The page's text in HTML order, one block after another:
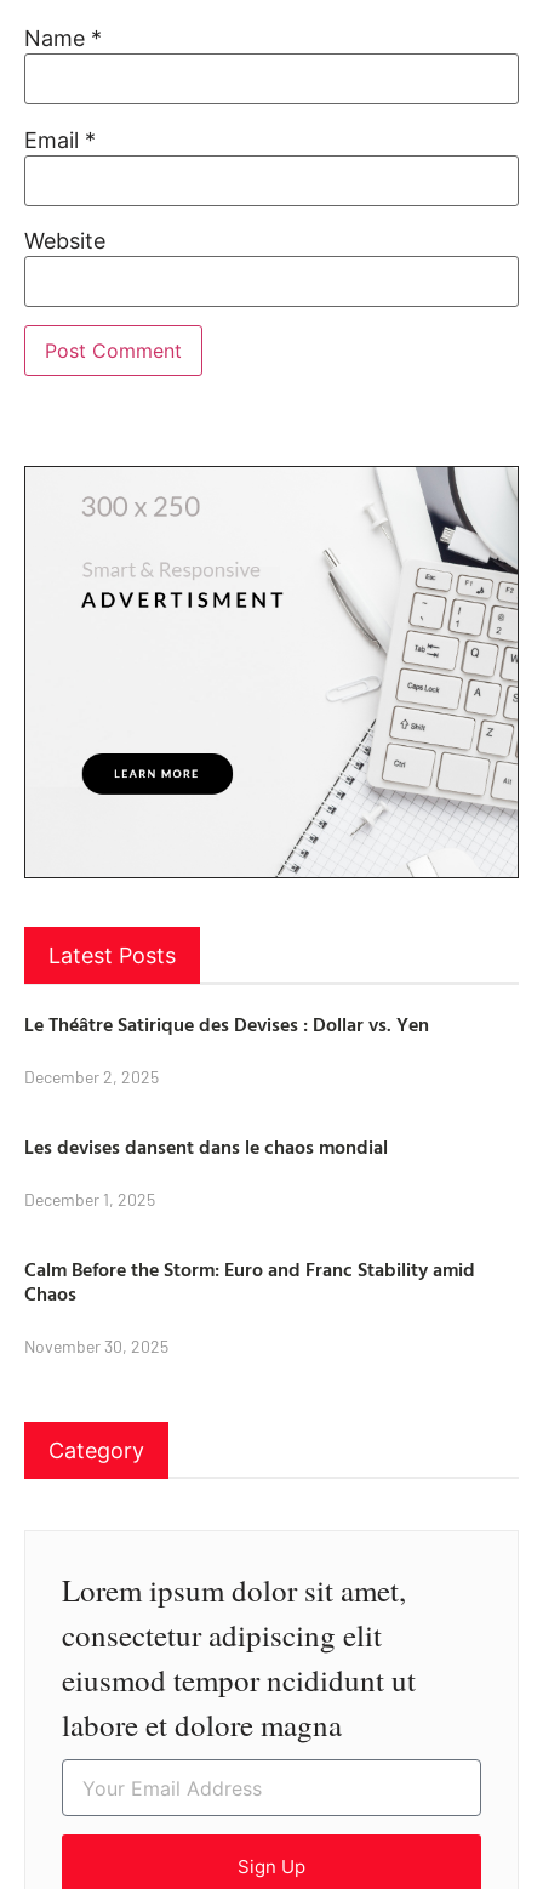
Name *
Email *
Website
Latest Posts
Le Théâtre Satirique des Devises : Dollar vs. Yen
December 2, 2025
Les devises dansent dans le chaos mondial
December 1, 2025
Calm Before the Storm: Euro and Franc Stability amid
Chaos
November 30, 2025
Category
Lorem ipsum dolor sit amet,
consectetur adipiscing elit
eiusmod tempor ncididunt ut
labore et dolore magna
Sign Up